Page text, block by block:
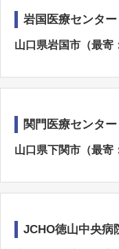
岩国医療センター
山口県岩国市（最寄
関門医療センター
山口県下関市（最寄
JCHO徳山中央病